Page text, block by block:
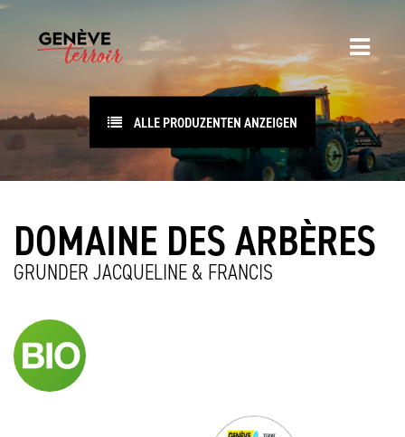
ALLE PRODUZENTEN ANZEIGEN
DOMAINE DES ARBÈRES
GRUNDER JACQUELINE & FRANCIS